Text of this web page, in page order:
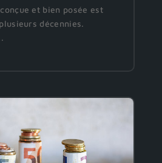
et bien posée est
décennies.